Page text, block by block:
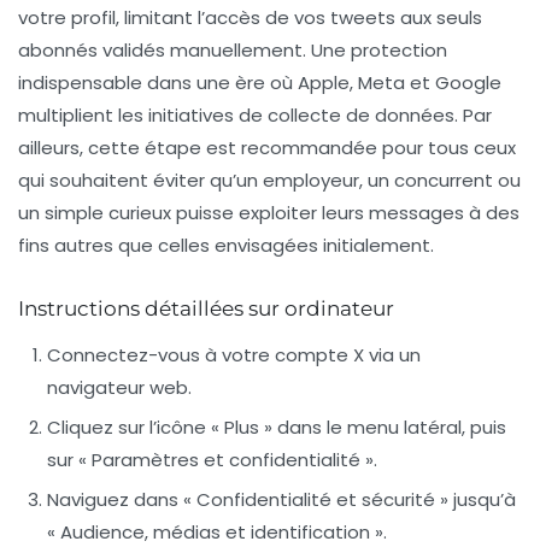
votre profil, limitant l’accès de vos tweets aux seuls
abonnés validés manuellement. Une protection
indispensable dans une ère où Apple, Meta et Google
multiplient les initiatives de collecte de données. Par
ailleurs, cette étape est recommandée pour tous ceux
qui souhaitent éviter qu’un employeur, un concurrent ou
un simple curieux puisse exploiter leurs messages à des
fins autres que celles envisagées initialement.
Instructions détaillées sur ordinateur
Connectez-vous à votre compte X via un
navigateur web.
Cliquez sur l’icône « Plus » dans le menu latéral, puis
sur « Paramètres et confidentialité ».
Naviguez dans « Confidentialité et sécurité » jusqu’à
« Audience, médias et identification ».